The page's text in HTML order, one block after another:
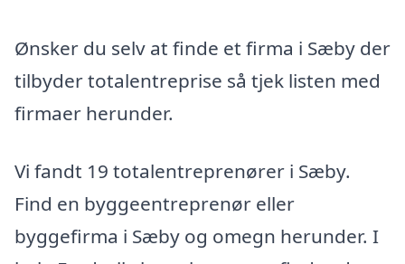
Ønsker du selv at finde et firma i Sæby der
tilbyder totalentreprise så tjek listen med
firmaer herunder.
Vi fandt 19 totalentreprenører i Sæby.
Find en byggeentreprenør eller
byggefirma i Sæby og omegn herunder. I